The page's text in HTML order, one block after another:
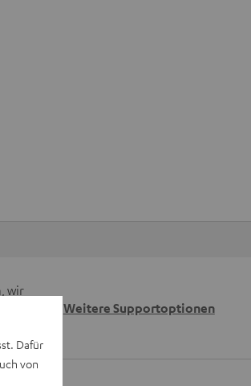
wir
Weitere Supportoptionen
Dafür
von